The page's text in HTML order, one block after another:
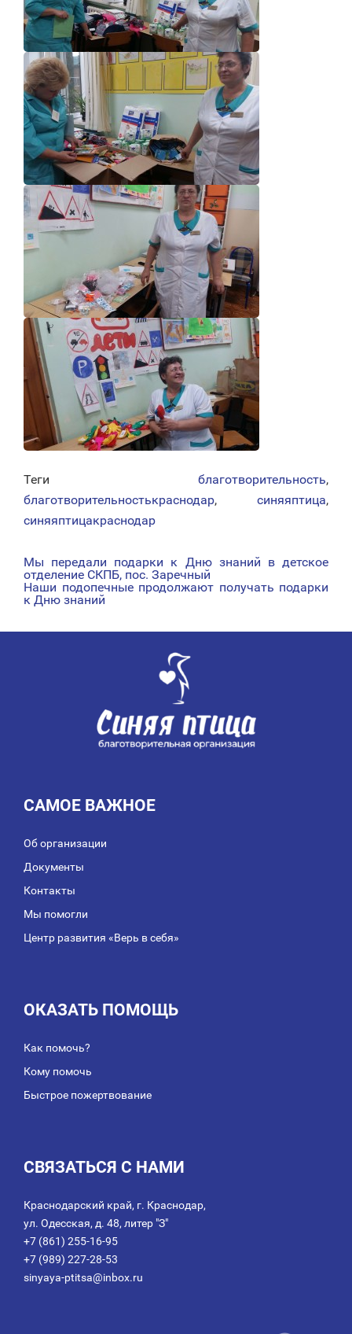
Теги благотворительность,
благотворительностькраснодар, синяяптица,
синяяптицакраснодар
НАВИГАЦИЯ
ПО
ЗАПИСЯМ
Мы передали подарки к Дню знаний в детское
отделение СКПБ, пос. Заречный
Наши подопечные продолжают получать подарки
к Дню знаний
САМОЕ ВАЖНОЕ
Об организации
Документы
Контакты
Мы помогли
Центр развития «Верь в себя»
ОКАЗАТЬ ПОМОЩЬ
Как помочь?
Кому помочь
Быстрое пожертвование
СВЯЗАТЬСЯ С НАМИ
Краснодарский край, г. Краснодар,
ул. Одесская, д. 48, литер "З"
+7 (861) 255-16-95
+7 (989) 227-28-53
sinyaya-ptitsa@inbox.ru